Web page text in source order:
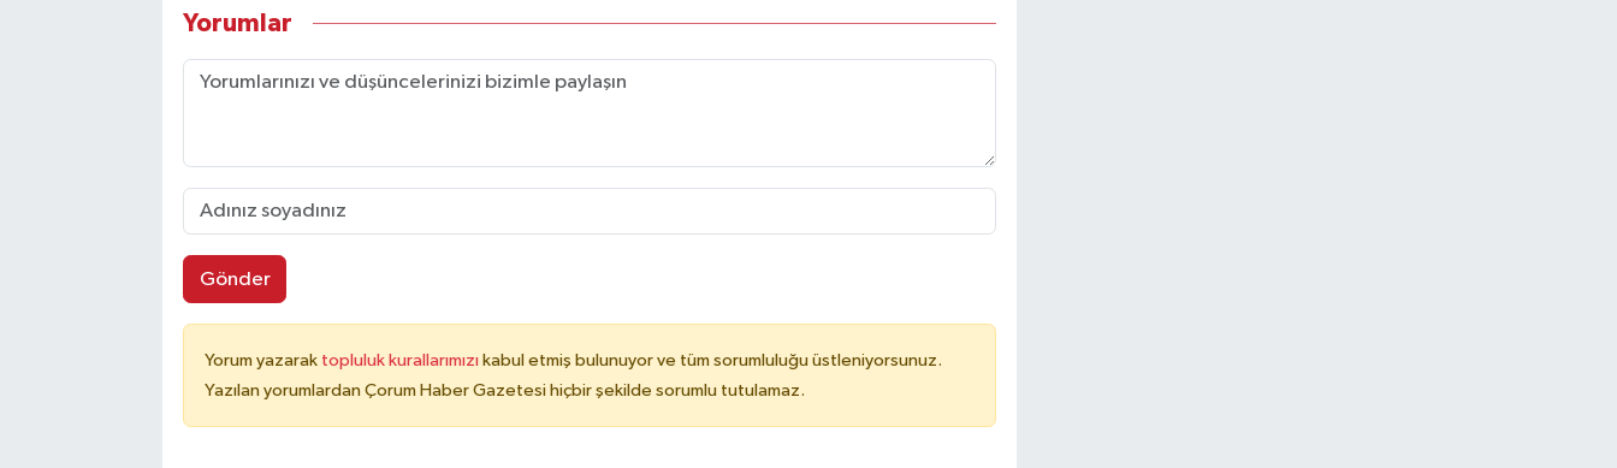
Yorumlar
Gönder
Yorum yazarak topluluk kurallarımızı kabul etmiş bulunuyor ve tüm sorumluluğu üstleniyorsunuz.
Yazılan yorumlardan Çorum Haber Gazetesi hiçbir şekilde sorumlu tutulamaz.